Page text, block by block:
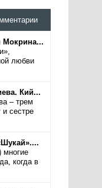
Мокрина...
любви
Кий...
– трем
сестре
многие
когда в